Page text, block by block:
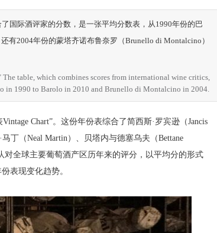
国际酒评家的分数，是一张平均分数表，从1990年份的巴
有2004年份的蒙塔齐诺布鲁奈罗（Brunello di Montalcino）
table, which combines scores from international wine critics,
in 1990 to Barolo in 2010 and Brunello di Montalcino in 2004.
Chart”。这份年份表综合了简西斯·罗宾逊（Jancis
丁（Neal Martin）、贝塔内与德塞乌夫（Bettane
对全球主要葡萄酒产区历年来的评分，以平均分的形式
表现变化趋势。